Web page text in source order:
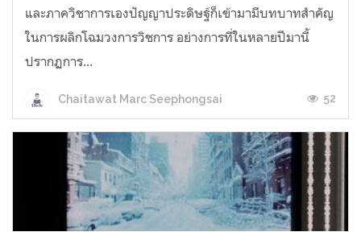
และภาควิชาการเองปัญญาประดิษฐ์ก็เข้ามามีบทบาทสำคัญ
ในการผลิกโฉมวงการวิชการ อย่างการที่ในหลายปีมานี้
ปรากฏการ...
Chaitawat Marc Seephongsai 52